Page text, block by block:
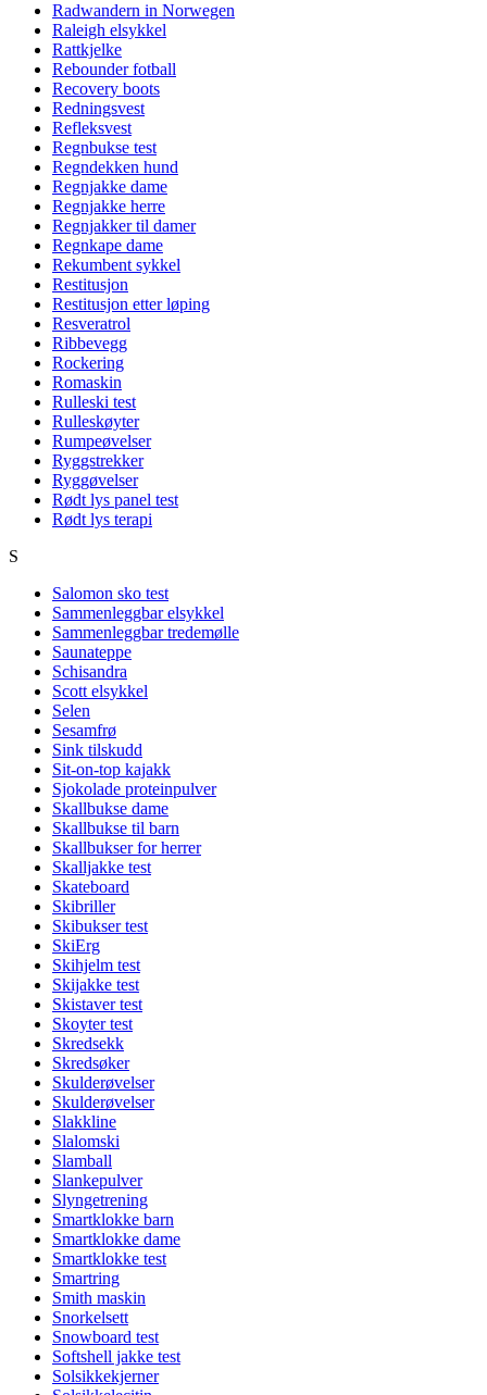
Radwandern in Norwegen
Raleigh elsykkel
Rattkjelke
Rebounder fotball
Recovery boots
Redningsvest
Refleksvest
Regnbukse test
Regndekken hund
Regnjakke dame
Regnjakke herre
Regnjakker til damer
Regnkape dame
Rekumbent sykkel
Restitusjon
Restitusjon etter løping
Resveratrol
Ribbevegg
Rockering
Romaskin
Rulleski test
Rulleskøyter
Rumpeøvelser
Ryggstrekker
Ryggøvelser
Rødt lys panel test
Rødt lys terapi
S
Salomon sko test
Sammenleggbar elsykkel
Sammenleggbar tredemølle
Saunateppe
Schisandra
Scott elsykkel
Selen
Sesamfrø
Sink tilskudd
Sit-on-top kajakk
Sjokolade proteinpulver
Skallbukse dame
Skallbukse til barn
Skallbukser for herrer
Skalljakke test
Skateboard
Skibriller
Skibukser test
SkiErg
Skihjelm test
Skijakke test
Skistaver test
Skoyter test
Skredsekk
Skredsøker
Skulderøvelser
Skulderøvelser
Slakkline
Slalomski
Slamball
Slankepulver
Slyngetrening
Smartklokke barn
Smartklokke dame
Smartklokke test
Smartring
Smith maskin
Snorkelsett
Snowboard test
Softshell jakke test
Solsikkekjerner